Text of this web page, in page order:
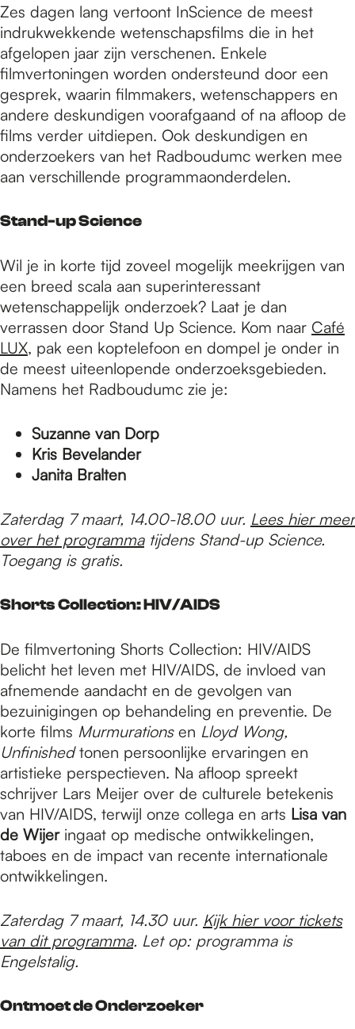
e
Zes dagen lang vertoont InScience de meest
indrukwekkende wetenschapsfilms die in het
afgelopen jaar zijn verschenen. Enkele
filmvertoningen worden ondersteund door een
gesprek, waarin filmmakers, wetenschappers en
andere deskundigen voorafgaand of na afloop de
films verder uitdiepen. Ook deskundigen en
onderzoekers van het Radboudumc werken mee
aan verschillende programmaonderdelen.
Stand-up Science
Wil je in korte tijd zoveel mogelijk meekrijgen van
een breed scala aan superinteressant
wetenschappelijk onderzoek? Laat je dan
verrassen door Stand Up Science. Kom naar Café
LUX, pak een koptelefoon en dompel je onder in
de meest uiteenlopende onderzoeksgebieden.
Namens het Radboudumc zie je:
Suzanne van Dorp
Kris Bevelander
Janita Bralten
Zaterdag 7 maart, 14.00-18.00 uur. Lees hier meer
over het programmatijdens Stand-up Science.
Toegang is gratis.
Shorts Collection: HIV/AIDS
De filmvertoning Shorts Collection: HIV/AIDS
belicht het leven met HIV/AIDS, de invloed van
afnemende aandacht en de gevolgen van
bezuinigingen op behandeling en preventie. De
korte films Murmurations en Lloyd Wong,
Unfinishedtonen persoonlijke ervaringen en
artistieke perspectieven. Na afloop spreekt
schrijver Lars Meijer over de culturele betekenis
van HIV/AIDS, terwijl onze collega en arts Lisa van
de Wijer ingaat op medische ontwikkelingen,
taboes en de impact van recente internationale
ontwikkelingen.
Zaterdag 7 maart, 14.30 uur. Kijk hier voor tickets
van dit programma. Let op: programma is
Engelstalig.
Ontmoet de Onderzoeker